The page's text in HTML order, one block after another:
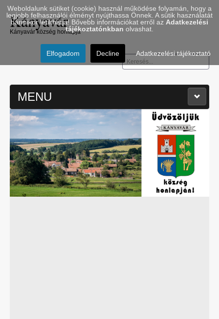
Kányavár
Kányavár község honlapja
Keresés...
MENU
Weboldalunk sütiket (cookie) használ működése folyamán, hogy a
legjobb felhasználói élményt nyújthassa Önnek. A sütik használatát
bármikor letilthatja! Bővebb információkat erről az Adatkezelési
tájékoztatónkban olvashat.
Elfogadom Decline Adatkezelési tájékoztató